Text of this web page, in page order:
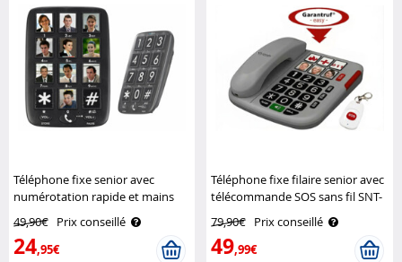
Téléphone fixe senior avec
numérotation rapide et mains
libres XLF-30 Simvalley
Communications
49,90€ Prix conseillé
24,95€
Téléphone fixe filaire senior avec
télécommande SOS sans fil SNT-
60 Simvalley Communications
79,90€ Prix conseillé
49,99€